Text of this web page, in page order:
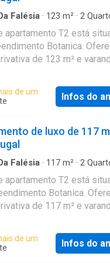
Falésia · 123 m² · 2
apartamento T2 está
Botanica.
de 123 m² e
privados. O
arquitetura
mais desejadas de
conforto,
o condomínio
num ambiente
O
com
incluindo penthouses
aproximadamente
complementadas por
de um
Infos do
de luxo de 117
Falésia · 117 m² · 2
apartamento T2 está
Botanica.
de 117 m² e
privados. O
arquitetura
de um
Infos do